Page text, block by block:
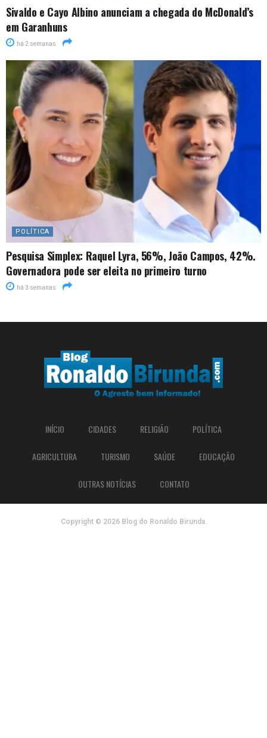
Sivaldo e Cayo Albino anunciam a chegada do McDonald’s
em Garanhuns
há 2 semanas
POLÍTICA
Pesquisa Simplex: Raquel Lyra, 56%, João Campos, 42%.
Governadora pode ser eleita no primeiro turno
há 3 semanas
INÍCIO CIDADES RELIGIÃO POLÍTICA
AGRICULTURA TURISMO SAÚDE EDUCAÇÃO
OUTRAS NOTÍCIAS CONTATO
Copyright © 2026 Blog do Ronaldo Birunda.